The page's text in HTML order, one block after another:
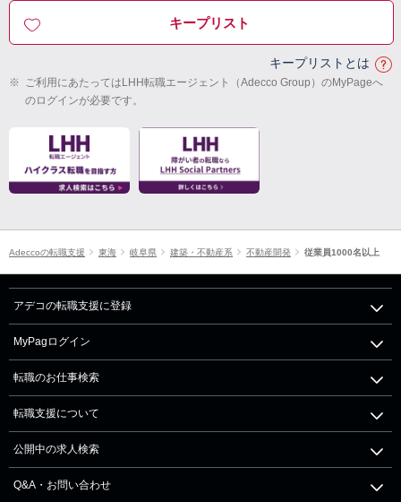
キープリスト
キープリストとは
※ ご利用にあたってはLHH転職エージェント（Adecco Group）のMyPageへ
のログインが必要です。
Adeccoの転職支援 東海 岐阜県 建築・不動産系 不動産開発 従業員1000名以上
アデコの転職支援に登録
MyPagログイン
転職のお仕事検索
転職支援について
公開中の求人検索
Q&A・お問い合わせ